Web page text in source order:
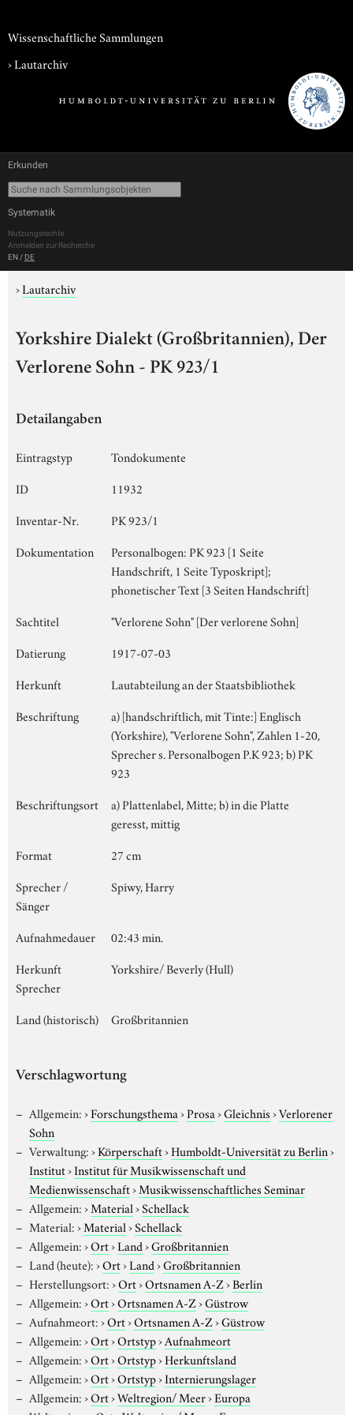
Wissenschaftliche Sammlungen
›Lautarchiv
Erkunden
Systematik
Nutzungsrechte
Anmelden zur Recherche
EN / DE
›Lautarchiv
Yorkshire Dialekt (Großbritannien), Der
Verlorene Sohn - PK 923/1
Detailangaben
Eintragstyp
Tondokumente
ID
11932
Inventar-Nr.
PK 923/1
Dokumentation
Personalbogen: PK 923 [1 Seite
Handschrift, 1 Seite Typoskript];
phonetischer Text [3 Seiten Handschrift]
Sachtitel
"Verlorene Sohn" [Der verlorene Sohn]
Datierung
1917-07-03
Herkunft
Lautabteilung an der Staatsbibliothek
Beschriftung
a) [handschriftlich, mit Tinte:] Englisch
(Yorkshire), "Verlorene Sohn", Zahlen 1-20,
Sprecher s. Personalbogen P.K 923; b) PK
923
Beschriftungsort
a) Plattenlabel, Mitte; b) in die Platte
geresst, mittig
Format
27 cm
Sprecher /
Sänger
Spiwy, Harry
Aufnahmedauer
02:43 min.
Herkunft
Sprecher
Yorkshire/ Beverly (Hull)
Land (historisch) Großbritannien
Verschlagwortung
Allgemein:›Forschungsthema›Prosa›Gleichnis›Verlorener
Sohn
Verwaltung:›Körperschaft›Humboldt-Universität zu Berlin›
Institut›Institut für Musikwissenschaft und
Medienwissenschaft›Musikwissenschaftliches Seminar
Allgemein:›Material›Schellack
Material:›Material›Schellack
Allgemein:›Ort›Land›Großbritannien
Land (heute):›Ort›Land›Großbritannien
Herstellungsort:›Ort›Ortsnamen A-Z›Berlin
Allgemein:›Ort›Ortsnamen A-Z›Güstrow
Aufnahmeort:›Ort›Ortsnamen A-Z›Güstrow
Allgemein:›Ort›Ortstyp›Aufnahmeort
Allgemein:›Ort›Ortstyp›Herkunftsland
Allgemein:›Ort›Ortstyp›Internierungslager
Allgemein:›Ort›Weltregion/ Meer›Europa